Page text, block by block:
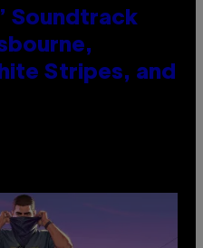
Soundtrack
Stripes, and